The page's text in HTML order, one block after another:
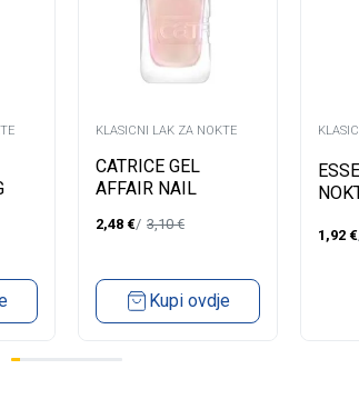
KLASICNI LAK ZA NOKTE
CATRICE GEL
AFFAIR NAIL
2,48 € 3,10€
Kupi ovdje
1,92 €